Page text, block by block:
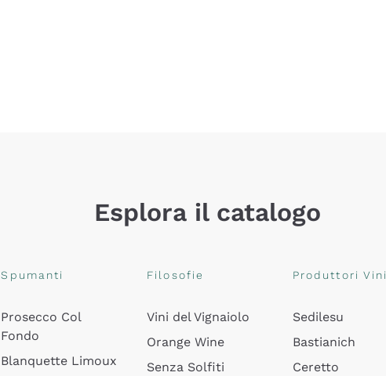
Esplora il catalogo
Spumanti
Prosecco Col
Fondo
Blanquette Limoux
Filosofie
Vini del Vignaiolo
Orange Wine
Senza Solfiti
Produttori Vini
Sedilesu
Bastianich
Ceretto